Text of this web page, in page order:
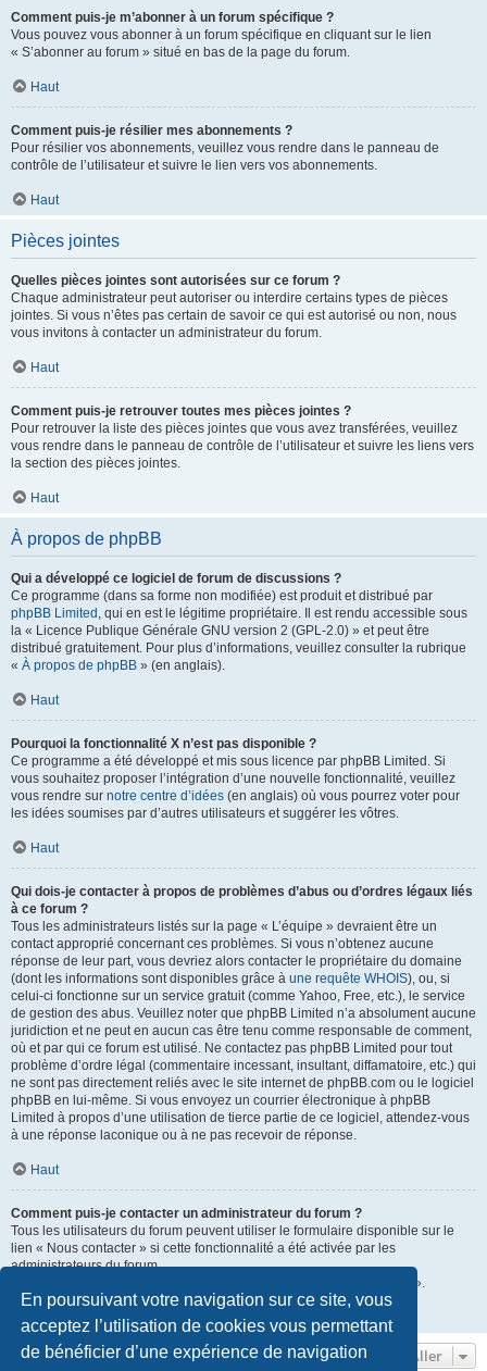
En poursuivant votre navigation sur ce site, vous
acceptez l’utilisation de cookies vous permettant
de bénéficier d’une expérience de navigation
Comment puis-je m’abonner à un forum spécifique ?
Vous pouvez vous abonner à un forum spécifique en cliquant sur le lien
« S’abonner au forum » situé en bas de la page du forum.
Haut
Comment puis-je résilier mes abonnements ?
Pour résilier vos abonnements, veuillez vous rendre dans le panneau de
contrôle de l’utilisateur et suivre le lien vers vos abonnements.
Haut
Pièces jointes
Quelles pièces jointes sont autorisées sur ce forum ?
Chaque administrateur peut autoriser ou interdire certains types de pièces
jointes. Si vous n’êtes pas certain de savoir ce qui est autorisé ou non, nous
vous invitons à contacter un administrateur du forum.
Haut
Comment puis-je retrouver toutes mes pièces jointes ?
Pour retrouver la liste des pièces jointes que vous avez transférées, veuillez
vous rendre dans le panneau de contrôle de l’utilisateur et suivre les liens vers
la section des pièces jointes.
Haut
À propos de phpBB
Qui a développé ce logiciel de forum de discussions ?
Ce programme (dans sa forme non modifiée) est produit et distribué par
phpBB Limited , qui en est le légitime propriétaire. Il est rendu accessible sous
la « Licence Publique Générale GNU version 2 (GPL-2.0) » et peut être
distribué gratuitement. Pour plus d’informations, veuillez consulter la rubrique
« À propos de phpBB » (en anglais).
Haut
Pourquoi la fonctionnalité X n’est pas disponible ?
Ce programme a été développé et mis sous licence par phpBB Limited. Si
vous souhaitez proposer l’intégration d’une nouvelle fonctionnalité, veuillez
vous rendre sur notre centre d’idées (en anglais) où vous pourrez voter pour
les idées soumises par d’autres utilisateurs et suggérer les vôtres.
Haut
Qui dois-je contacter à propos de problèmes d’abus ou d’ordres légaux liés
à ce forum ?
Tous les administrateurs listés sur la page « L’équipe » devraient être un
contact approprié concernant ces problèmes. Si vous n’obtenez aucune
réponse de leur part, vous devriez alors contacter le propriétaire du domaine
(dont les informations sont disponibles grâce à une requête WHOIS), ou, si
celui-ci fonctionne sur un service gratuit (comme Yahoo, Free, etc.), le service
de gestion des abus. Veuillez noter que phpBB Limited n’a absolument aucune
juridiction et ne peut en aucun cas être tenu comme responsable de comment,
où et par qui ce forum est utilisé. Ne contactez pas phpBB Limited pour tout
problème d’ordre légal (commentaire incessant, insultant, diffamatoire, etc.) qui
ne sont pas directement reliés avec le site internet de phpBB.com ou le logiciel
phpBB en lui-même. Si vous envoyez un courrier électronique à phpBB
Limited à propos d’une utilisation de tierce partie de ce logiciel, attendez-vous
à une réponse laconique ou à ne pas recevoir de réponse.
Haut
Comment puis-je contacter un administrateur du forum ?
Tous les utilisateurs du forum peuvent utiliser le formulaire disponible sur le
lien « Nous contacter » si cette fonctionnalité a été activée par les
administrateurs du forum.
Les membres du forum peuvent également utiliser le lien « L’équipe ».
Aller